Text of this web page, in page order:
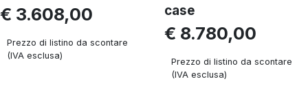
€ 3.608,00
Prezzo di listino da scontare
(IVA esclusa)
case
€ 8.780,00
Prezzo di listino da scontare
(IVA esclusa)